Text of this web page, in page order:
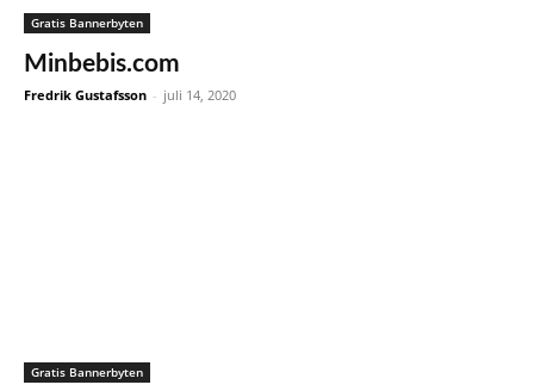
Gratis Bannerbyten
Minbebis.com
Fredrik Gustafsson - juli 14, 2020
Gratis Bannerbyten